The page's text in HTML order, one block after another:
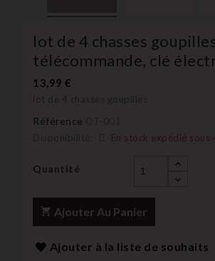
lot de 4 chasses
télécommande, clé
13,99 €
Référence
En stock expédié sous
Quantité
Ajouter Au Panier
Ajouter à la liste de souhaits